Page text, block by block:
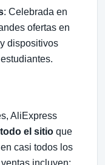
: Celebrada en
ofertas en
dispositivos
AliExpress
el sitio que
casi todos los
incluyen: